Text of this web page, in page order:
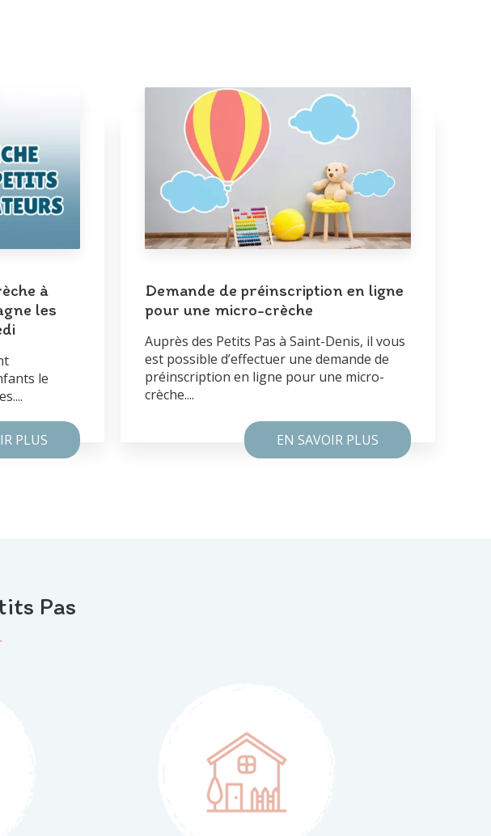
à
les
le
PLUS
Demande de préinscription en ligne
pour une micro-crèche
Auprès des Petits Pas à Saint-Denis, il vous
est possible d’effectuer une demande de
préinscription en ligne pour une micro-
crèche....
EN SAVOIR PLUS
Pas